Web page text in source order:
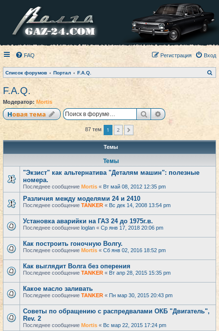
FAQ Вход
Регистрация
Список форумов Портал F.A.Q.
о
F.A.Q.
Модератор: Mortis
Новая тема ПоискРасширенный
87 тем 1 2
Темы
Темы
"Экзист" как альтернатива "Деталям машин": полезные
номера.
Последнее сообщение Mortis « Вт май 08, 2012 12:35 pm
Различия между моделями 24 и 2410
Последнее сообщение TANKER « Вс дек 14, 2008 13:54 pm
Установка аварийки на ГАЗ 24 до 1975г.в.
Последнее сообщение loglan « Ср янв 17, 2018 20:06 pm
Как построить гоночную Волгу.
Последнее сообщение Mortis « Сб янв 02, 2016 18:52 pm
Как выглядит Волга без оперения
Последнее сообщение TANKER « Вт апр 28, 2015 15:35 pm
Какое масло заливать
Последнее сообщение TANKER « Пн мар 30, 2015 20:43 pm
Советы по обращению с распредвалами ОКБ "Двигатель",
Rev. 2
Последнее сообщение Mortis « Вс мар 22, 2015 17:24 pm